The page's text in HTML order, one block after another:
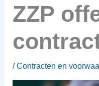
ZZP
/Contracten en